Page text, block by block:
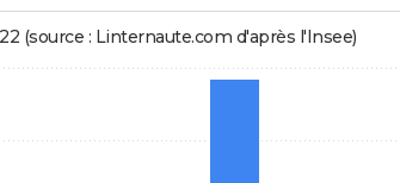
(source : Linternaute.com d'après l'Insee)